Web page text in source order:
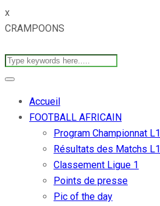
x
CRAMPOONS
Accueil
FOOTBALL AFRICAIN
Program Championnat L1
Résultats des Matchs L1
Classement Ligue 1
Points de presse
Pic of the day